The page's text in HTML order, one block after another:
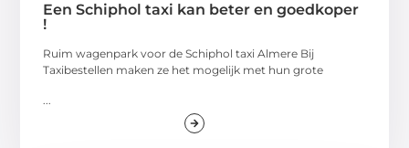
Een Schiphol taxi kan beter en goedkoper
!
Ruim wagenpark voor de Schiphol taxi Almere Bij
Taxibestellen maken ze het mogelijk met hun grote